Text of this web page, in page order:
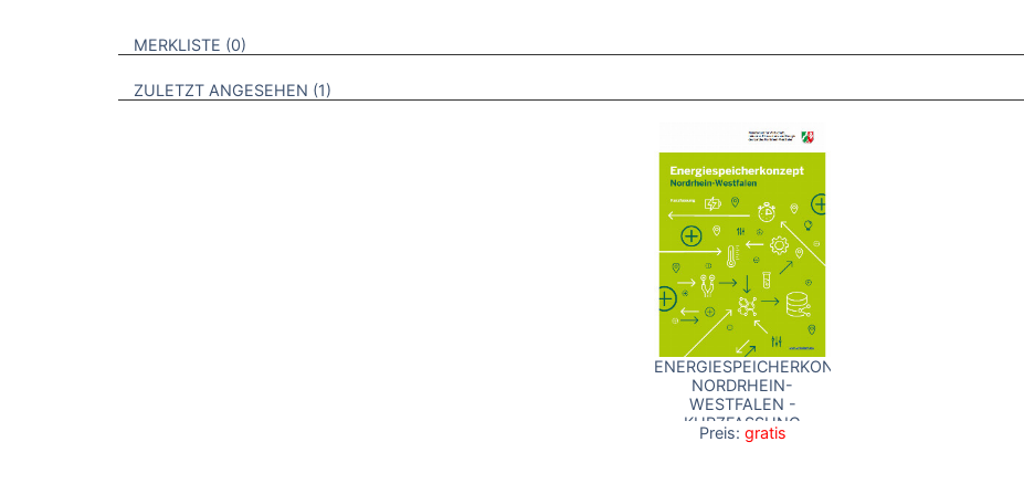
VERWEISE AUF VERMERKTE- ODER ZULETZT ANGESEHENE BROSCHÜREN
MERKLISTE 0
ZULETZT ANGESEHEN 1
ENERGIESPEICHERKONZEPT
NORDRHEIN-
WESTFALEN -
KURZFASSUNG
Preis: gratis